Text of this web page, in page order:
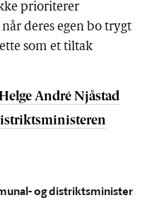
prioriterer
deres egen bo trygt
som et tiltak
André Njåstad
og distriktsminister